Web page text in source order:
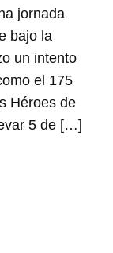
jornada
bajo la
un intento
el 175
Héroes de
5 de […]